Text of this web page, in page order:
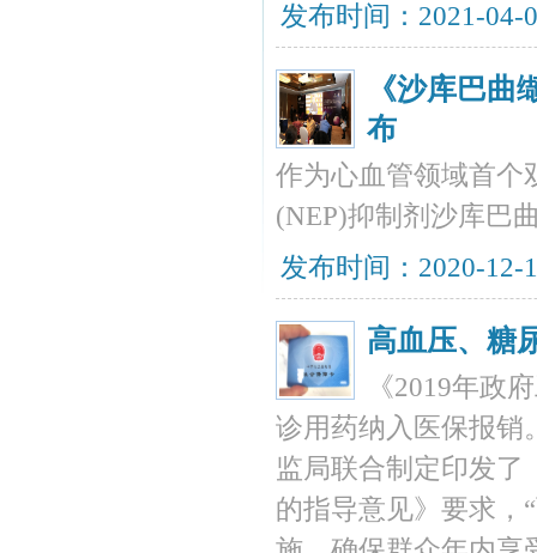
发布时间：2021-
《沙库巴
布
作为心血管领域首个
(NEP)抑制剂沙库巴
发布时间：2020-
高血压、糖
《2019年政
诊用药纳入医保报销
监局联合制定印发了
的指导意见》要求，